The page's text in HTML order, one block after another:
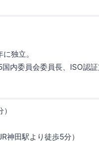
独立。
内委員会委員長、ISO認証
田駅より徒歩5分）